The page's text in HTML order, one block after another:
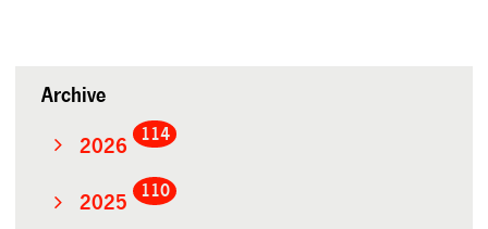
Archive
2026
114
2025
110